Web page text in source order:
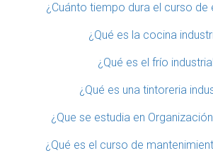
¿Cuánto tiempo dura el curso de
¿Qué es la cocina
¿Qué es el frío
¿Qué es una tintoreria
¿Que se estudia en
¿Qué es el curso de